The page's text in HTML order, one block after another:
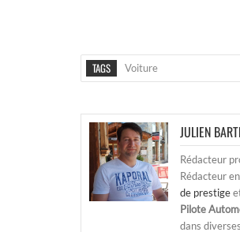
TAGS Voiture
JULIEN
Rédacteur
Rédacteur
de prestige
Pilote
dans